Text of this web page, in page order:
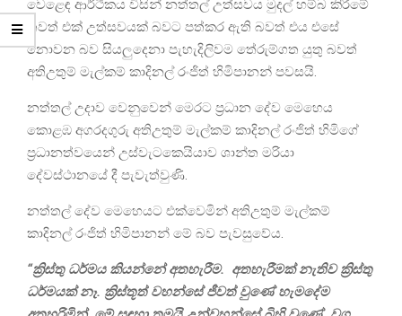
වෙළෙඳ ආර්ථිකය විසින් නත්තල් උත්සවය මුදල් හම්බ කිරීමේ
තවත් එක් උත්සවයක් බවට පත්කර ඇති බවත් එය එසේ
නොවන බව සියලුදෙනා පැහැදිලිවම තේරුම්ගත යුතු බවත්
අතිඋතුම් මැල්කම් කාදිනල් රංජිත් හිමිපානන් පවසයි.
නත්තල් උදාව වෙනුවෙන් මෙරට ප්‍රධාන දේව මෙහෙය
කොළඹ අගරදගුරු අතිඋතුම් මැල්කම් කාදිනල් රංජිත් හිමිගේ
ප්‍රධානත්වයෙන් උස්වැටකෙයියාව ශාන්ත මරියා
දේවස්ථානයේ දී පැවැත්වුණි.
නත්තල් දේව මෙහෙයට එක්වෙමින් අතිඋතුම් මැල්කම්
කාදිනල් රංජිත් හිමිපානන් මේ බව පැවසුවේය.
“ක්‍රිස්තු ධර්මය කියන්නේ අතහැරීම. අතහැරීමක් නැතිව ක්‍රිස්තු
ධර්මයක් නෑ. ක්‍රිස්තූත් වහන්සේ ජීවත් වුණේ හැමදේම